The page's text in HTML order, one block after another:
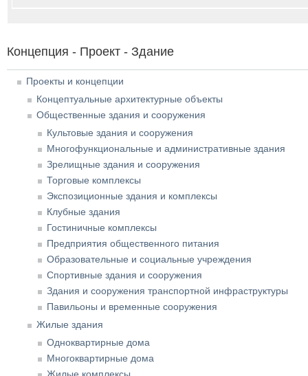
Концепция - Проект - Здание
Проекты и концепции
Концептуальные архитектурные объекты
Общественные здания и сооружения
Культовые здания и сооружения
Многофункциональные и административные здания
Зрелищные здания и сооружения
Торговые комплексы
Экспозиционные здания и комплексы
Клубные здания
Гостиничные комплексы
Предприятия общественного питания
Образовательные и социальные учреждения
Спортивные здания и сооружения
Здания и сооружения транспортной инфраструктуры
Павильоны и временные сооружения
Жилые здания
Одноквартирные дома
Многоквартирные дома